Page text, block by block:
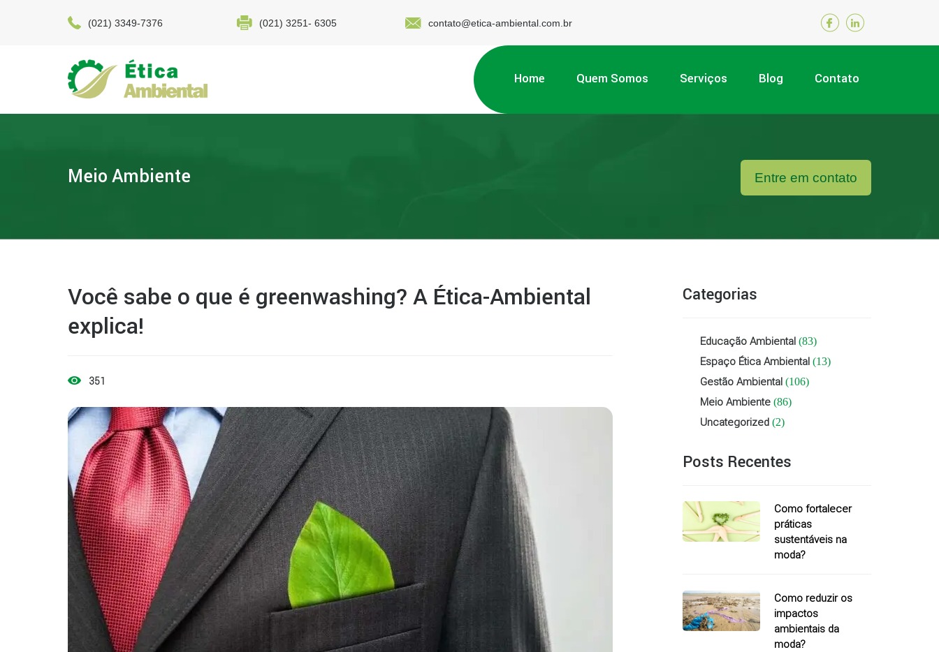
(021) 3349-7376 (021) 3251- 6305 contato@etica-ambiental.com.br
Home Quem Somos Serviços Blog Contato
Entre em contato
Meio Ambiente
Você sabe o que é greenwashing? A Ética-Ambiental
explica!
351
Categorias
Educação Ambiental (83)
Espaço Ética Ambiental (13)
Gestão Ambiental (106)
Meio Ambiente (86)
Uncategorized (2)
Posts Recentes
Como fortalecer
práticas
sustentáveis na
moda?
Como reduzir os
impactos
ambientais da
moda?